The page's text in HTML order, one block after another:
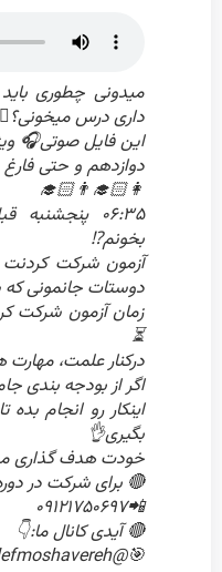
میدونی چطوری
داری درس
این فایل صوتی🎧
دوازدهم و حتی
👩🏻‍🎓👨🏻‍🎓
۰۶:۳۵
بخونم⁉️
آزمون شرکت کردنت
دوستات جانمونی
زمان آزمون شرکت
⏳️
درکنار علمت،
اگر از بودجه بندی
اینکار رو انجام بده
بگیری👌
خودت هدف گذاری
🔴 برای شرکت در دوره ۷ روزه
📲۰۹۱۲۱۷۵۰۶۹۷
🔴 آیدی کانال ما:👇
🎯@alefmoshavereh